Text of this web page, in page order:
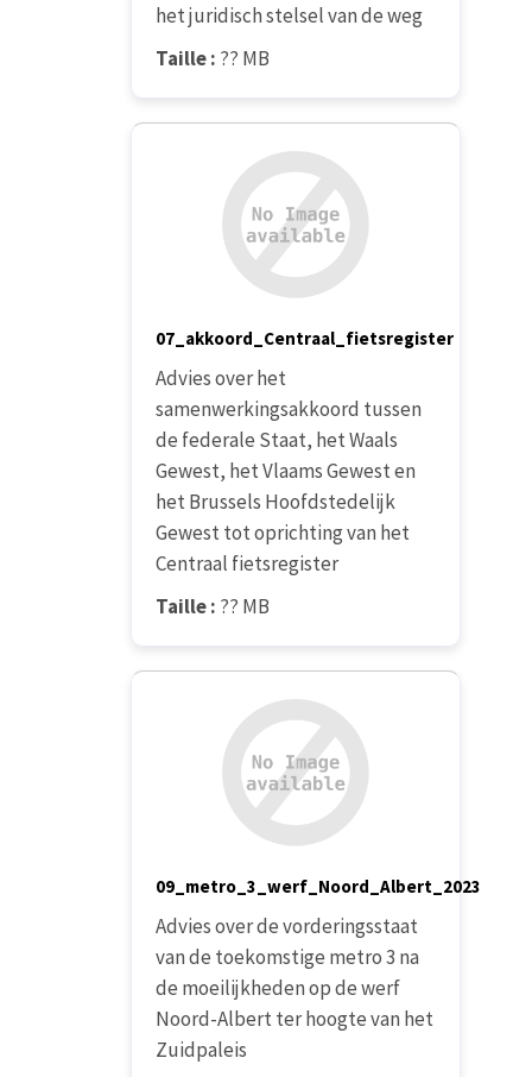
het juridisch stelsel van de weg
Taille : ?? MB
07_akkoord_Centraal_fietsregister
Advies over het
samenwerkingsakkoord tussen
de federale Staat, het Waals
Gewest, het Vlaams Gewest en
het Brussels Hoofdstedelijk
Gewest tot oprichting van het
Centraal fietsregister
Taille : ?? MB
09_metro_3_werf_Noord_Albert_2023
Advies over de vorderingsstaat
van de toekomstige metro 3 na
de moeilijkheden op de werf
Noord-Albert ter hoogte van het
Zuidpaleis